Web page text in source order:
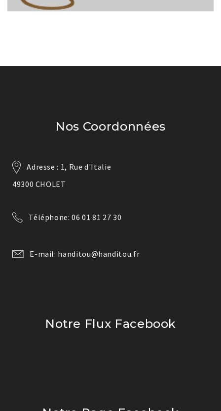
Nos Coordonnées
Adresse : 1, Rue d'Italie
49300 CHOLET
Téléphone: 06 01 81 27 30
E-mail: handitou@handitou.fr
Notre Flux Facebook